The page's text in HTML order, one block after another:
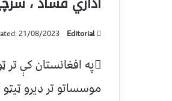
Editorial
21/08/2023
په افغانستان کې
موسساتو تر ډیرو